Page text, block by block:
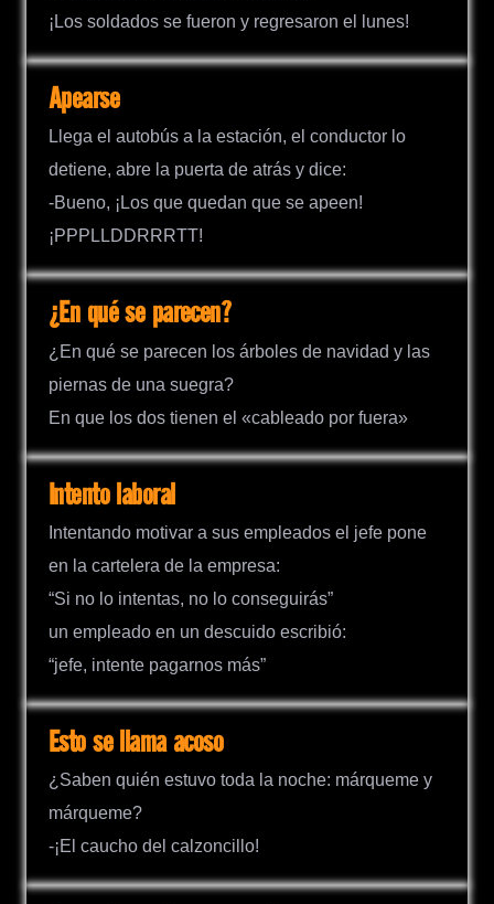
¡Los soldados se fueron y regresaron el lunes!
Apearse
Llega el autobús a la estación, el conductor lo
detiene, abre la puerta de atrás y dice:
-Bueno, ¡Los que quedan que se apeen!
¡PPPLLDDRRRTT!
¿En qué se parecen?
¿En qué se parecen los árboles de navidad y las
piernas de una suegra?
En que los dos tienen el «cableado por fuera»
Intento laboral
Intentando motivar a sus empleados el jefe pone
en la cartelera de la empresa:
“Si no lo intentas, no lo conseguirás”
un empleado en un descuido escribió:
“jefe, intente pagarnos más”
Esto se llama acoso
¿Saben quién estuvo toda la noche: márqueme y
márqueme?
-¡El caucho del calzoncillo!